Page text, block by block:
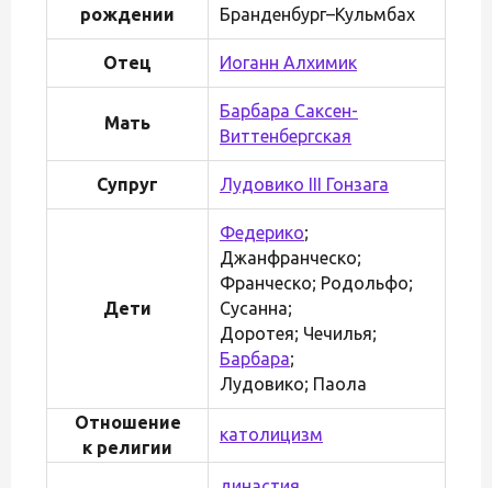
рождении
Бранденбург–Кульмбах
Отец Иоганн Алхимик
Мать
Барбара Саксен-
Виттенбергская
Супруг Лудовико III Гонзага
Дети
Федерико;
Джанфранческо;
Франческо; Родольфо;
Сусанна;
Доротея; Чечилья;
Барбара;
Лудовико; Паола
Отношение
к религии
католицизм